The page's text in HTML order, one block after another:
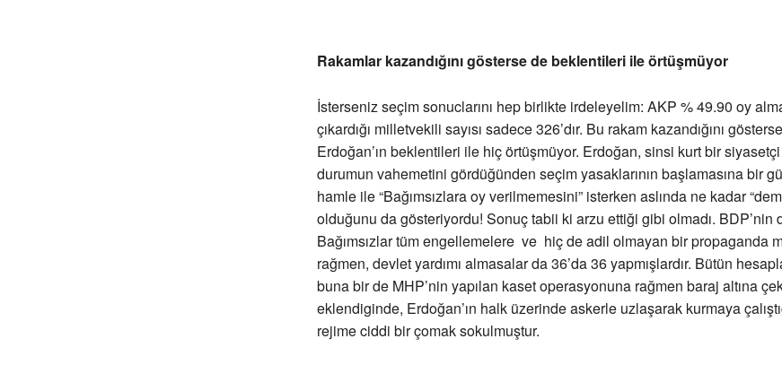
Rakamlar kazandığını gösterse de beklentileri ile örtüşmüyor
İsterseniz seçim sonuclarını hep birlikte irdeleyelim: AKP % 49.90 oy
çıkardığı milletvekili sayısı sadece 326’dır. Bu rakam kazandığını
Erdoğan’ın beklentileri ile hiç örtüşmüyor. Erdoğan, sinsi kurt bir
durumun vahemetini gördüğünden seçim yasaklarının başlamasına bir
hamle ile “Bağımsızlara oy verilmemesini” isterken aslında ne kadar
olduğunu da gösteriyordu! Sonuç tabii ki arzu ettiği gibi olmadı. BDP’nin
Bağımsızlar tüm engellemelere ve hiç de adil olmayan bir propaganda
rağmen, devlet yardımı almasalar da 36’da 36 yapmışlardır. Bütün
buna bir de MHP’nin yapılan kaset operasyonuna rağmen baraj altına
eklendiginde, Erdoğan’ın halk üzerinde askerle uzlaşarak kurmaya
rejime ciddi bir çomak sokulmuştur.